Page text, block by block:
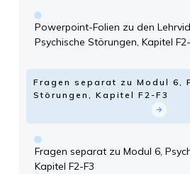
Powerpoint-Folien zu den
Psychische Störungen, Kapitel
Fragen separat zu Modul 6,
Störungen, Kapitel F2-F3
Fragen separat zu Modul 6,
Kapitel F2-F3